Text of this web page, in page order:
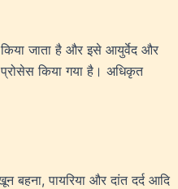
जाता है और इसे आयुर्वेद और
प्रोसेस किया गया है। अधिकृत
पायरिया और दांत दर्द आदि